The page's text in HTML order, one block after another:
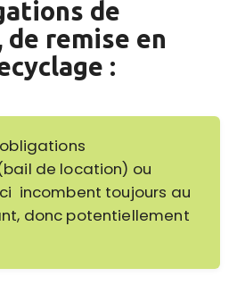
de
remise en
:
de location) ou
incombent toujours au
donc potentiellement